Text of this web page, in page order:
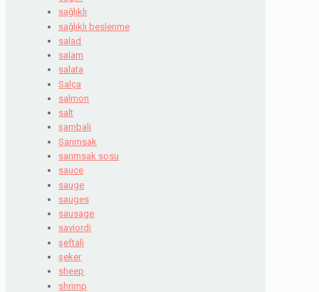
sağlıklı
sağlıklı beslenme
salad
salam
salata
Salça
salmon
salt
şambali
Sarımsak
sarımsak sosu
sauce
sauge
sauges
sausage
saviordi
şeftali
şeker
sheep
shrimp